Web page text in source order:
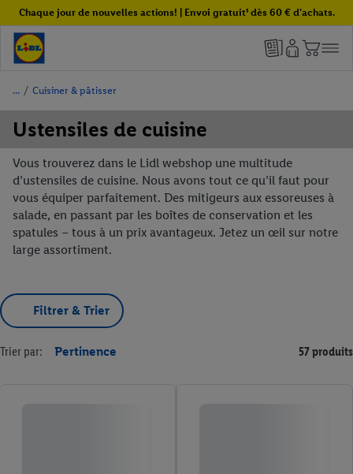
Chaque jour de nouvelles actions! | Envoi gratuit¹ dès 60 € d'achats.
/ Cuisiner & pâtisser
Ustensiles de cuisine
Vous trouverez dans le Lidl webshop une multitude
d’ustensiles de cuisine. Nous avons tout ce qu’il faut pour
vous équiper parfaitement. Des mitigeurs aux essoreuses à
salade, en passant par les boîtes de conservation et les
spatules – tous à un prix avantageux. Jetez un œil sur notre
large assortiment.
Filtrer & Trier
Trier par: Pertinence 57 produits